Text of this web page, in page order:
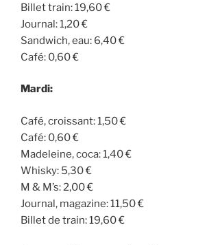
Billet train: 19,60 €
Journal: 1,20 €
Sandwich, eau: 6,40 €
Café: 0,60 €
Mardi:
Café, croissant: 1,50 €
Café: 0,60 €
Madeleine, coca: 1,40 €
Whisky: 5,30 €
M & M’s: 2,00 €
Journal, magazine: 11,50 €
Billet de train: 19,60 €